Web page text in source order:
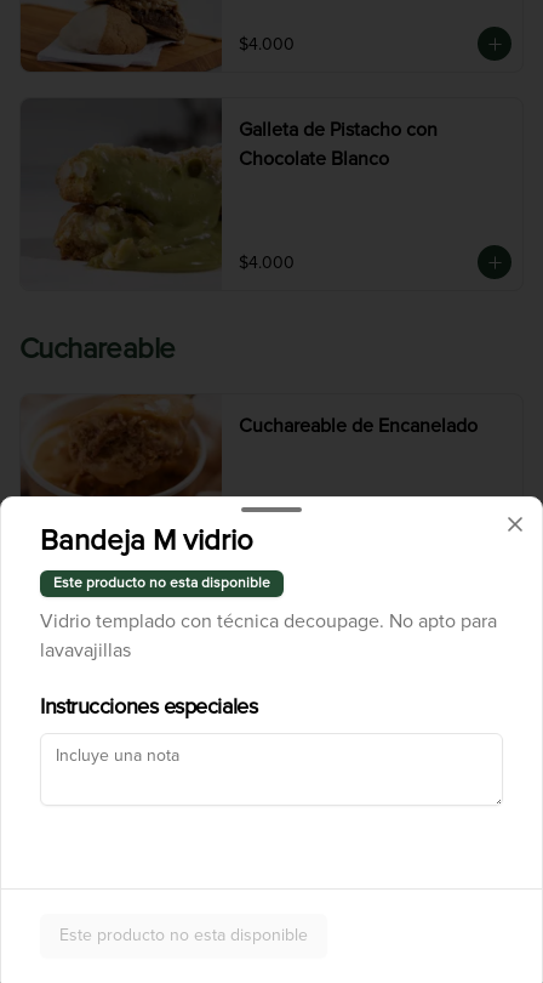
$4.000
Galleta de Pistacho con
Chocolate Blanco
$4.000
Cuchareable
Cuchareable de Encanelado
Bandeja M vidrio
Este producto no esta disponible
Vidrio templado con técnica decoupage. No apto para
lavavajillas
Instrucciones especiales
Este producto no esta disponible